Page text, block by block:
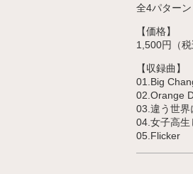
全4パター
【価格】
1,500円（税
【収録曲】
01.Big
02.Orange
03.違う世界
04.女子高生
05.Flicker